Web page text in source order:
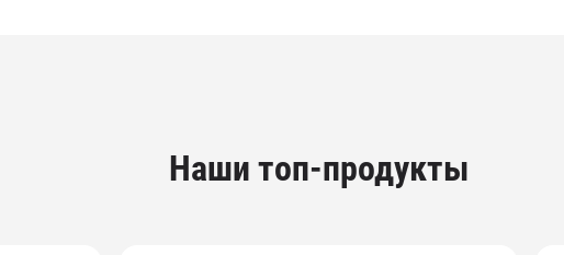
Наши топ-продукты